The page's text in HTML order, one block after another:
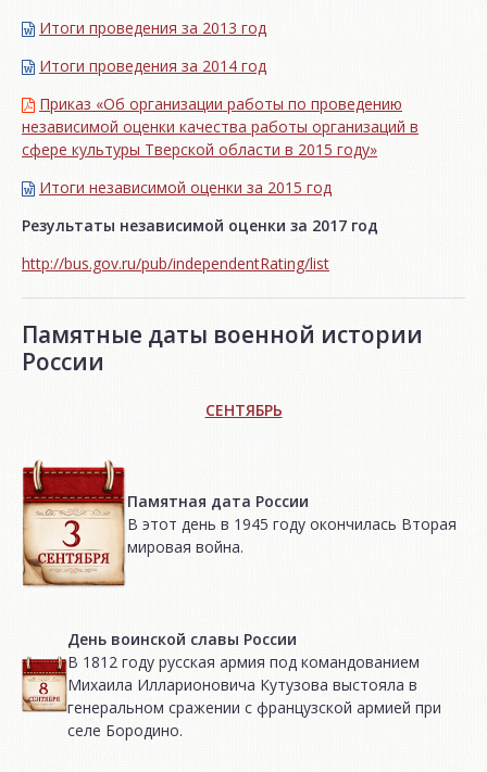
Итоги проведения за 2013 год
Итоги проведения за 2014 год
Приказ «Об организации работы по проведению
независимой оценки качества работы организаций в
сфере культуры Тверской области в 2015 году»
Итоги независимой oценки за 2015 год
Результаты независимой оценки за 2017 год
http://bus.gov.ru/pub/independentRating/list
Памятные даты военной истории
России
СЕНТЯБРЬ
Памятная дата России
В этот день в 1945 году окончилась Вторая
мировая война.
День воинской славы России
В 1812 году русская армия под командованием
Михаила Илларионовича Кутузова выстояла в
генеральном сражении с французской армией при
селе Бородино.